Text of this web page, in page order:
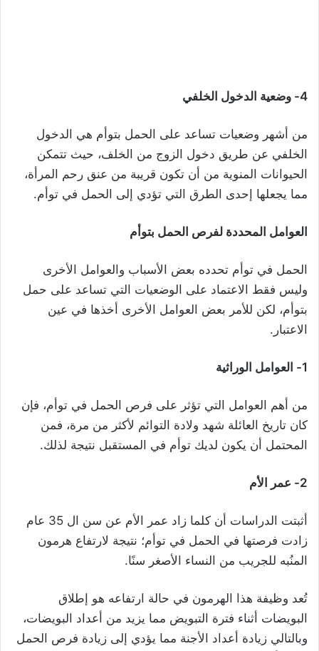
4- وضعية الدخول الخلفي
من أشهر وضعيات تساعد على الحمل بتوأم هي الدخول
الخلفي عن طريق دخول الزوج من الخلف، حيث تتمكن
الحيوانات المنوية من أن تكون قريبة من عنق رحم المرأة،
مما يجعلها إحدى الطرق التي تؤدي إلى الحمل في توأم.
العوامل المحددة لفرص الحمل بتوأم
الحمل في توأم تحدده بعض الأسباب والعوامل الأخرى
وليس فقط الاعتماد على الوضعيات التي تساعد على حمل
بتوأم، لكن للأمر بعض العوامل الأخرى أخذها في عين
الاعتبار.
1- العوامل الوراثية
من أهم العوامل التي تؤثر على فرص الحمل في توأم، فإن
كان تاريخ العائلة شهد ولادة التوائم لأكثر من مرة، فمن
المحتمل أن يكون لديك توأم في المستقبل نتيجة لذلك.
2- عمر الأم
أثبتت الدراسات أن كلما زاد عمر الأم عن سن ال 35 عام
زادت فرصتها في الحمل في توأم؛ نتيجة لارتفاع هرمون
المنُبه للجريب من النساء الأصغر سنًا.
تُعد وظيفة هذا الهرمون في حالة ارتفاعه هو إطلاق
البويضات أثناء فترة التبويض مما يزيد من أعداد البويضات،
وبالتالي زيادة أعداد الأجنة مما يؤدي إلى زيادة فرص الحمل